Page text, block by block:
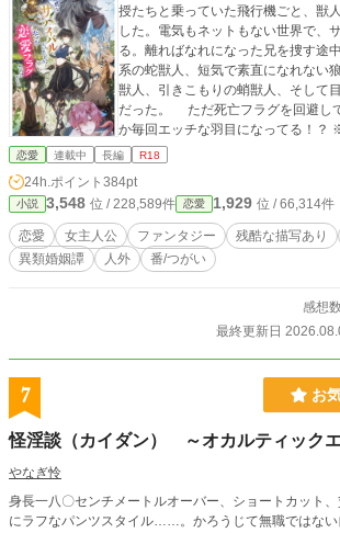
授たちと乗っていた飛行機ごと、獣
した。電気もネットもない世界で、
る。離ればなれになった兄を捜す途
系の蛇獣人、短気で素直になれない
獣人、引きこもりの蛸獣人、そして
だった。 ただ死亡フラグを回避し
か毎回エッチな羽目になってる！？
います。 ※主人公は一人だけでなく
公および各章のヒーローの立ち絵は
ました。 ※ 獣姦、触手、3Pあり。妊
ップリングもあります。苦手な方は
恋愛 連載中 長編 R18
24h.ポイント 384pt
小説 3,548 位 / 228,589件 恋愛 1,929 位 / 66,314件
恋愛 女主人公 ファンタジー 残酷な描写あり
異類婚姻譚
人外 番/つがい
感想
最終更新日
7 お
怪淫談（カイダン） ～オカルティック
やなぎ怜
身長一八〇センチメートルオーバー、ショートカット
にラフなパンツスタイル……。かろうじて無職ではな